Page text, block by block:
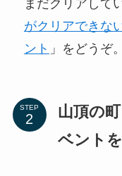
まだクリアして
がクリアできな
ント 」をどうぞ。
STEP
山頂の
ベント